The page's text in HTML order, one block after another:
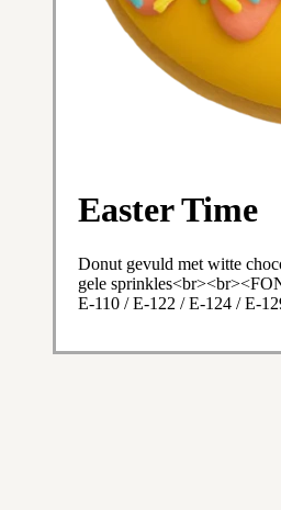
Easter Time
Donut gevuld met witte
gele
E-110 / E-122 / E-124 / E-